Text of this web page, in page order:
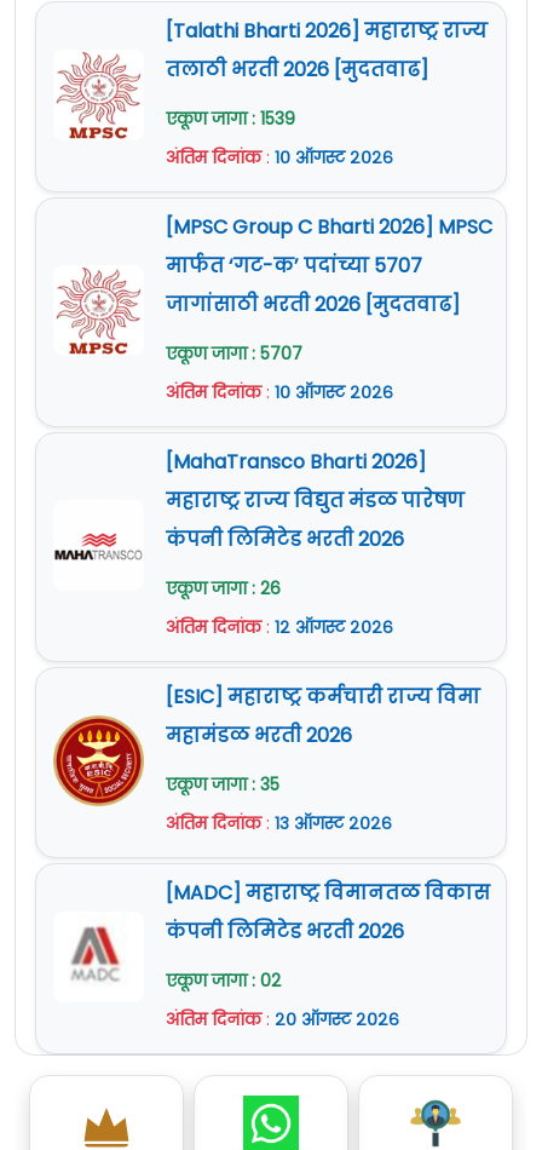
[Talathi Bharti 2026] महाराष्ट्र राज्य
तलाठी भरती 2026 [मुदतवाढ]
एकूण जागा : 1539
अंतिम दिनांक: १० ऑगस्ट २०२६
[MPSC Group C Bharti 2026] MPSC
मार्फत ‘गट-क’ पदांच्या 5707
जागांसाठी भरती 2026 [मुदतवाढ]
एकूण जागा : 5707
अंतिम दिनांक: १० ऑगस्ट २०२६
[MahaTransco Bharti 2026]
महाराष्ट्र राज्य विद्युत मंडळ पारेषण
कंपनी लिमिटेड भरती 2026
एकूण जागा : 26
अंतिम दिनांक: १२ ऑगस्ट २०२६
[ESIC] महाराष्ट्र कर्मचारी राज्य विमा
महामंडळ भरती 2026
एकूण जागा : 35
अंतिम दिनांक: १३ ऑगस्ट २०२६
[MADC] महाराष्ट्र विमानतळ विकास
कंपनी लिमिटेड भरती 2026
एकूण जागा : 02
अंतिम दिनांक: २० ऑगस्ट २०२६